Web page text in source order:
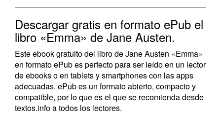
Descargar gratis en formato ePub el
libro «Emma» de Jane Austen.
Este ebook gratuito del libro de Jane Austen «Emma»
en formato ePub es perfecto para ser leído en un lector
de ebooks o en tablets y smartphones con las apps
adecuadas. ePub es un formato abierto, compacto y
compatible, por lo que es el que se recomienda desde
textos.info a todos los lectores.